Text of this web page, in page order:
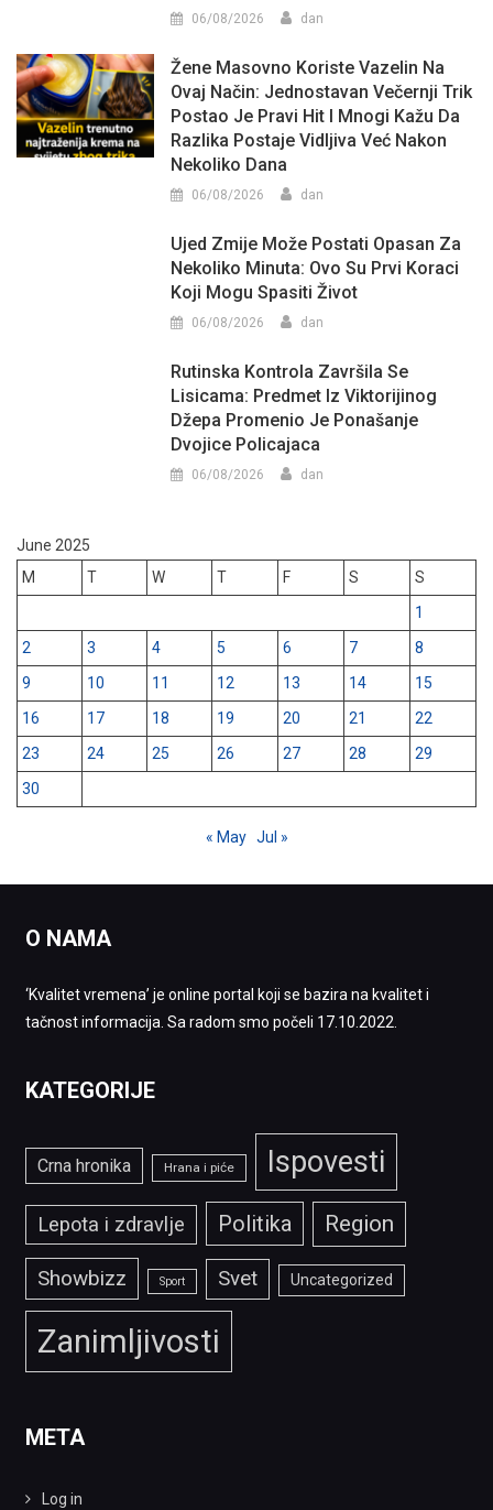
06/08/2026 dan
Žene Masovno Koriste Vazelin Na
Ovaj Način: Jednostavan Večernji Trik
Postao Je Pravi Hit I Mnogi Kažu Da
Razlika Postaje Vidljiva Već Nakon
Nekoliko Dana
06/08/2026 dan
Ujed Zmije Može Postati Opasan Za
Nekoliko Minuta: Ovo Su Prvi Koraci
Koji Mogu Spasiti Život
06/08/2026 dan
Rutinska Kontrola Završila Se
Lisicama: Predmet Iz Viktorijinog
Džepa Promenio Je Ponašanje
Dvojice Policajaca
06/08/2026 dan
June 2025
M
T W T F S
S
1
2
3 4 5 6 7
8
9
10 11 12 13 14
15
16
17 18 19 20 21
22
23
24 25 26 27 28
29
30
« May Jul »
O NAMA
‘Kvalitet vremena’ je online portal koji se bazira na kvalitet i
tačnost informacija. Sa radom smo počeli 17.10.2022.
KATEGORIJE
Crna hronika Hrana i piće Ispovesti
Lepota i zdravlje Politika Region
Showbizz Sport Svet Uncategorized
Zanimljivosti
META
Log in